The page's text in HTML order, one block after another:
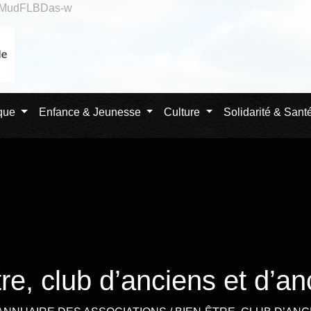
w
Enfance & Jeunesse Culture Solidarité &
club d’anciens et